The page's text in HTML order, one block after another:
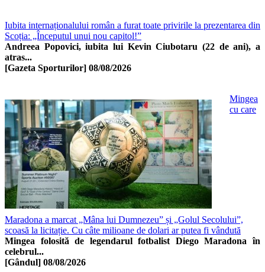
Iubita internaționalului român a furat toate privirile la prezentarea din
Scoția: „Începutul unui nou capitol!”
Andreea Popovici, iubita lui Kevin Ciubotaru (22 de ani), a
atras...
[Gazeta Sporturilor] 08/08/2026
Mingea
cu care
Maradona a marcat „Mâna lui Dumnezeu” și „Golul Secolului”,
scoasă la licitație. Cu câte milioane de dolari ar putea fi vândută
Mingea folosită de legendarul fotbalist Diego Maradona în
celebrul...
[Gândul] 08/08/2026